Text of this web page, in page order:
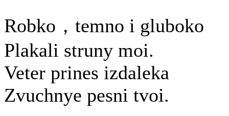
Robko，temno i gluboko
Plakali struny moi.
Veter prines izdaleka
Zvuchnye pesni tvoi.